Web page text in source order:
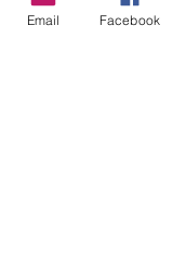
Email Facebook